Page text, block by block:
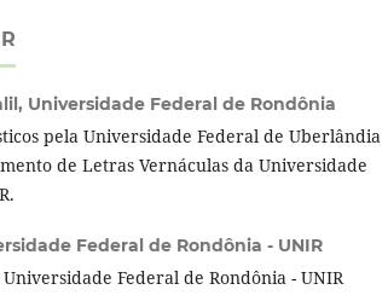
Universidade Federal de Rondônia
pela Universidade Federal de Uberlândia
de Letras Vernáculas da Universidade
Federal de Rondônia - UNIR
Federal de Rondônia - UNIR